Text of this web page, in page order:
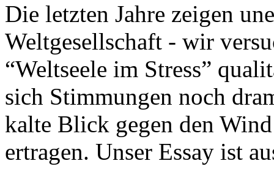
Die letzten Jahre zeigen
Weltgesellschaft - wir
“Weltseele im Stress”
sich Stimmungen noch
kalte Blick gegen den
ertragen. Unser Essay ist